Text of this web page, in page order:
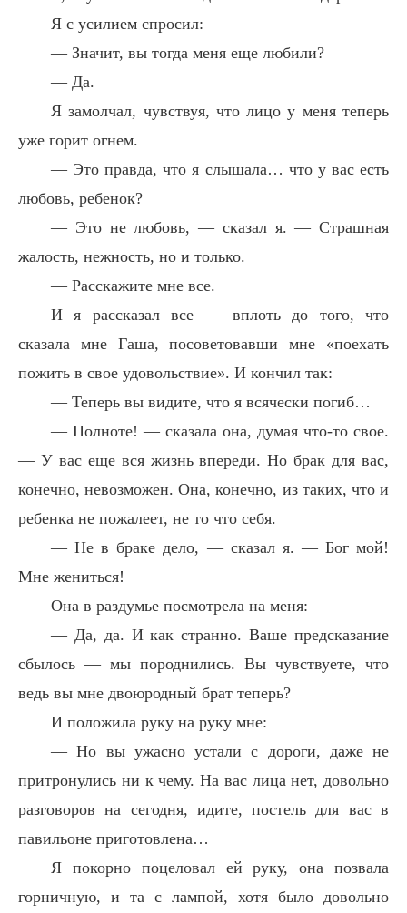
Я с усилием спросил:
— Значит, вы тогда меня еще любили?
— Да.
Я замолчал, чувствуя, что лицо у меня теперь
уже горит огнем.
— Это правда, что я слышала… что у вас есть
любовь, ребенок?
— Это не любовь, — сказал я. — Страшная
жалость, нежность, но и только.
— Расскажите мне все.
И я рассказал все — вплоть до того, что
сказала мне Гаша, посоветовавши мне «поехать
пожить в свое удовольствие». И кончил так:
— Теперь вы видите, что я всячески погиб…
— Полноте! — сказала она, думая что-то свое.
— У вас еще вся жизнь впереди. Но брак для вас,
конечно, невозможен. Она, конечно, из таких, что и
ребенка не пожалеет, не то что себя.
— Не в браке дело, — сказал я. — Бог мой!
Мне жениться!
Она в раздумье посмотрела на меня:
— Да, да. И как странно. Ваше предсказание
сбылось — мы породнились. Вы чувствуете, что
ведь вы мне двоюродный брат теперь?
И положила руку на руку мне:
— Но вы ужасно устали с дороги, даже не
притронулись ни к чему. На вас лица нет, довольно
разговоров на сегодня, идите, постель для вас в
павильоне приготовлена…
Я покорно поцеловал ей руку, она позвала
горничную, и та с лампой, хотя было довольно